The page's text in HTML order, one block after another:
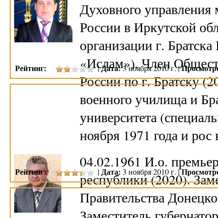
Духовного управления
России в Иркутской
организации г.
«Ислам»). Член
России по г. Братску
военного училища и
университета
ноября 1971 года и
04.02.1961 И.о.
республики (2020).
Правительства
Рейтинг: |Дата:3 ноября 2010 г. |
Рейтинг: |Дата: 3 ноября 2010 г. |